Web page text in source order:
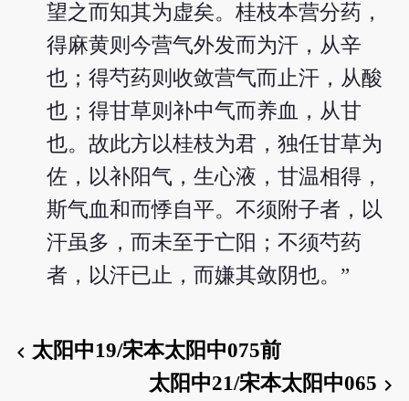
望之而知其为虚矣。桂枝本营分药，
得麻黄则今营气外发而为汗，从辛
也；得芍药则收敛营气而止汗，从酸
也；得甘草则补中气而养血，从甘
也。故此方以桂枝为君，独任甘草为
佐，以补阳气，生心液，甘温相得，
斯气血和而悸自平。不须附子者，以
汗虽多，而未至于亡阳；不须芍药
者，以汗已止，而嫌其敛阴也。”
chevron_left太阳中19/宋本太阳中075前
太阳中21/宋本太阳中065 chevron_right